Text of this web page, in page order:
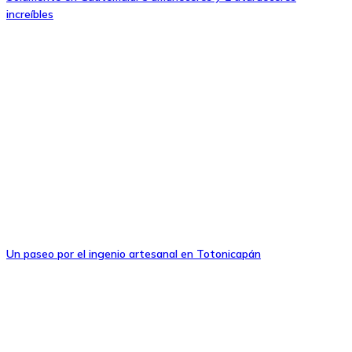
increíbles
Un paseo por el ingenio artesanal en Totonicapán